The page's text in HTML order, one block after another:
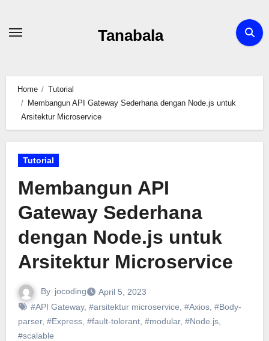
Tanabala
Home
Tutorial
Membangun API Gateway Sederhana dengan Node.js untuk
Arsitektur Microservice
Tutorial
Membangun API
Gateway Sederhana
dengan Node.js untuk
Arsitektur Microservice
By jocoding
April 5, 2023
#API Gateway, #arsitektur microservice #Axios, #Body-
parser, #Express, #fault-tolerant, #modular, #Node.js,
#scalable